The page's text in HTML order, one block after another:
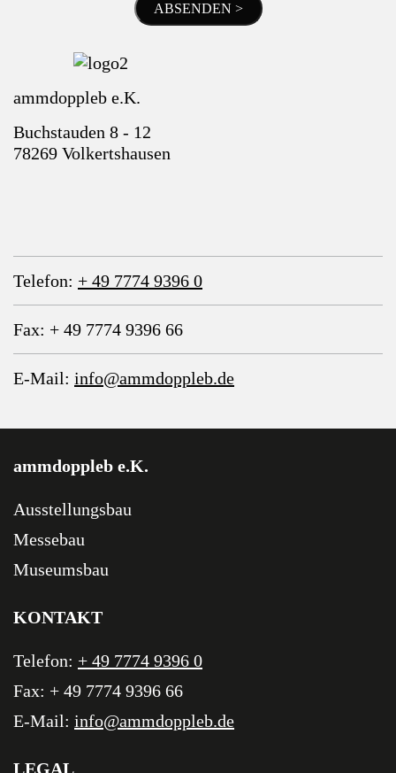
ABSENDEN >
ammdoppleb e.K.
Buchstauden 8 - 12
78269 Volkertshausen
Telefon: + 49 7774 9396 0
Fax: + 49 7774 9396 66
E-Mail: info@ammdoppleb.de
ammdoppleb e.K.
Ausstellungsbau
Messebau
Museumsbau
KONTAKT
Telefon: + 49 7774 9396 0
Fax: + 49 7774 9396 66
E-Mail: info@ammdoppleb.de
LEGAL